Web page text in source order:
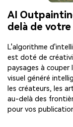
AI
delà de
L'algorithme
est doté de
paysages à couper
visuel généré
les créateurs, les
au-delà des
pour vos